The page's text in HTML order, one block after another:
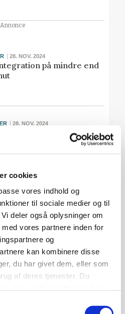
cookies
vores indhold og
til sociale medier og til
deler også oplysninger om
vores partnere inden for
og
kan kombinere disse
du har givet dem, eller som
af deres tjenester. Du
Annonce
28. NOV. 2024
på mindre end
28. NOV. 2024
glade for gratis ting, der
28. NOV. 2024
kan reducere
med 90-100
Annonce
27. NOV. 2024